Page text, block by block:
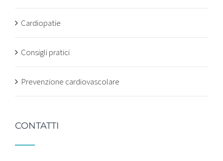
Cardiopatie
Consigli pratici
Prevenzione cardiovascolare
CONTATTI